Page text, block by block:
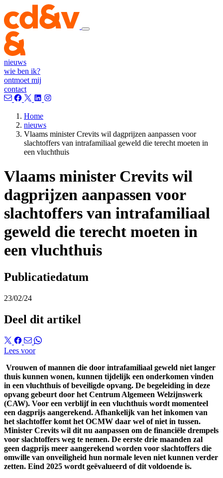
nieuws
wie ben ik?
ontmoet mij
contact
Home
nieuws
Vlaams minister Crevits wil dagprijzen aanpassen voor
slachtoffers van intrafamiliaal geweld die terecht moeten in
een vluchthuis
Vlaams minister Crevits wil
dagprijzen aanpassen voor
slachtoffers van intrafamiliaal
geweld die terecht moeten in
een vluchthuis
Publicatiedatum
23/02/24
Deel dit artikel
Lees voor
Vrouwen of mannen die door intrafamiliaal geweld niet langer
thuis kunnen wonen, kunnen tijdelijk een onderkomen vinden
in een vluchthuis of beveiligde opvang. De begeleiding in deze
opvang gebeurt door het Centrum Algemeen Welzijnswerk
(CAW). Voor een verblijf in een vluchthuis wordt momenteel
een dagprijs aangerekend. Afhankelijk van het inkomen van
het slachtoffer komt het OCMW daar wel of niet in tussen.
Minister Crevits wil dit nu aanpassen om de financiële drempels
voor slachtoffers weg te nemen. De eerste drie maanden zal
geen dagprijs meer aangerekend worden voor slachtoffers die
omwille van onveiligheid hun normale leven niet kunnen verder
zetten. Eind 2025 wordt geëvalueerd of dit voldoende is.